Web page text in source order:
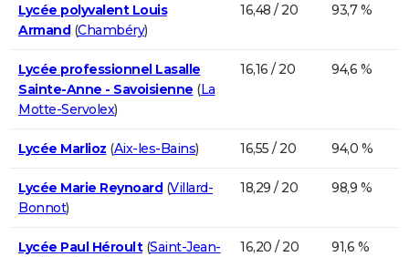
Lycée polyvalent Louis
Armand(Chambéry)
16,48 / 20 93,7 %
Lycée professionnel Lasalle
Sainte-Anne - Savoisienne (La
Motte-Servolex)
16,16 / 20 94,6 %
Lycée Marlioz (Aix-les-Bains) 16,55 / 20 94,0 %
Lycée Marie Reynoard(Villard-
Bonnot)
18,29 / 20 98,9 %
Lycée Paul Héroult(Saint-Jean-
16,20 / 20 91,6 %